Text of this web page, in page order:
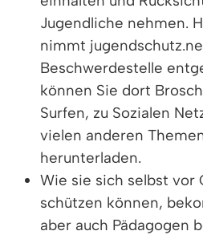
Jugendliche nehmen.
nimmt
Beschwerdestelle
können Sie dort
Surfen, zu Sozialen
vielen anderen
herunterladen.
Wie sie sich selbst vor
schützen können,
aber auch Pädagogen